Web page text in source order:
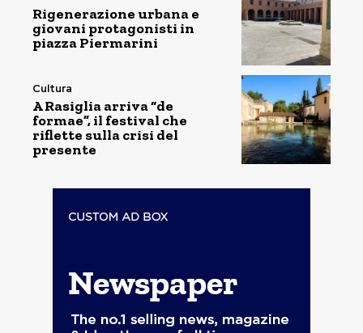
Rigenerazione urbana e
giovani protagonisti in
piazza Piermarini
Cultura
A Rasiglia arriva “de
formae”, il festival che
riflette sulla crisi del
presente